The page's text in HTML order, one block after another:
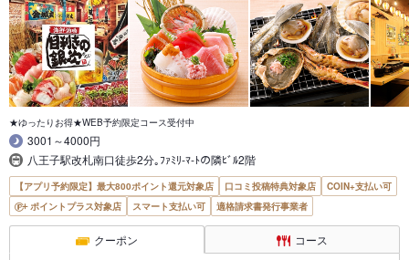
★ゆったりお得★WEB予約限定コース受付中
3001～4000円
八王子駅改札南口徒歩2分｡ﾌｧﾐﾘ-ﾏ-ﾄの隣ﾋﾞﾙ2階
【アプリ予約限定】最大800ポイント還元対象店 口コミ投稿特典対象店
COIN+支払い可
ポイントプラス対象店
スマート支払い可 適格請求書発行事業者
クーポン コース